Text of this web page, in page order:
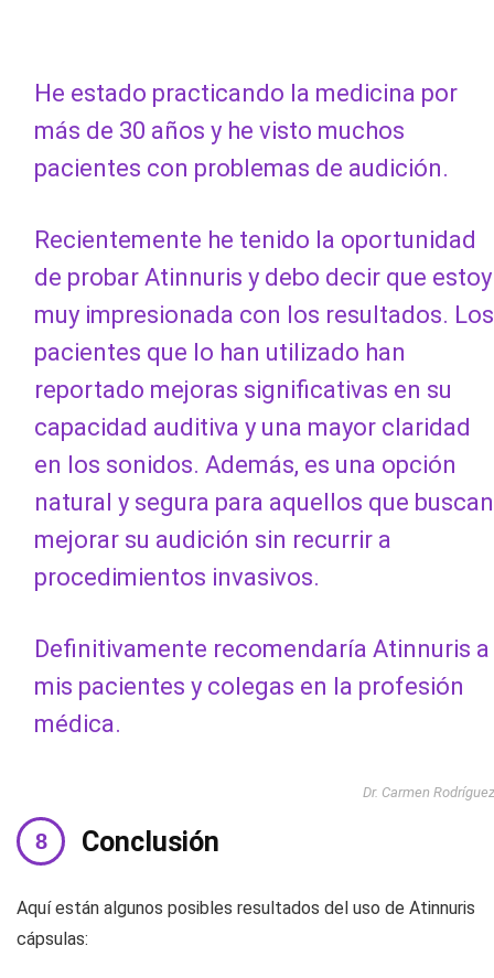
He estado practicando la medicina por
más de 30 años y he visto muchos
pacientes con problemas de audición.
Recientemente he tenido la oportunidad
de probar Atinnuris y debo decir que estoy
muy impresionada con los resultados. Los
pacientes que lo han utilizado han
reportado mejoras significativas en su
capacidad auditiva y una mayor claridad
en los sonidos. Además, es una opción
natural y segura para aquellos que buscan
mejorar su audición sin recurrir a
procedimientos invasivos.
Definitivamente recomendaría Atinnuris a
mis pacientes y colegas en la profesión
médica.
Dr. Carmen Rodríguez
Conclusión
Aquí están algunos posibles resultados del uso de Atinnuris
cápsulas: